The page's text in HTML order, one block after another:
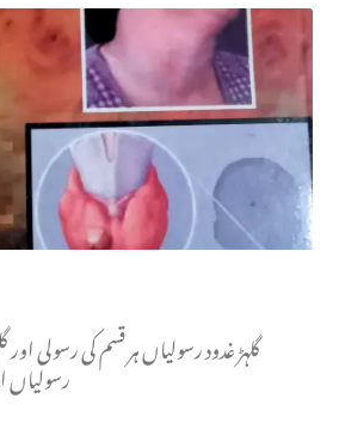
گلہڑ غدود رسولیاں ہر قسم کی رسولی
رسولیاں